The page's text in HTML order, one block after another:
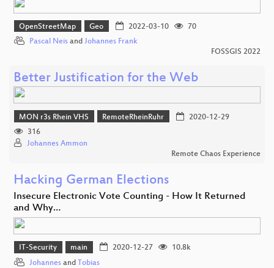
OpenStreetMap Geo 2022-03-10
70
Pascal Neis and Johannes Frank
FOSSGIS 2022
Better Justification for the Web
MON r3s Rhein VHS RemoteRheinRuhr
2020-12-29
316
Johannes Ammon
Remote Chaos Experience
Hacking German Elections
Insecure Electronic Vote Counting - How It Returned
and Why…
IT-Security main 2020-12-27
10.8k
Johannes and Tobias